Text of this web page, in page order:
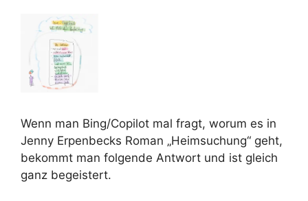
Wenn man Bing/Copilot mal fragt, worum es in
Jenny Erpenbecks Roman „Heimsuchung“ geht,
bekommt man folgende Antwort und ist gleich
ganz begeistert.